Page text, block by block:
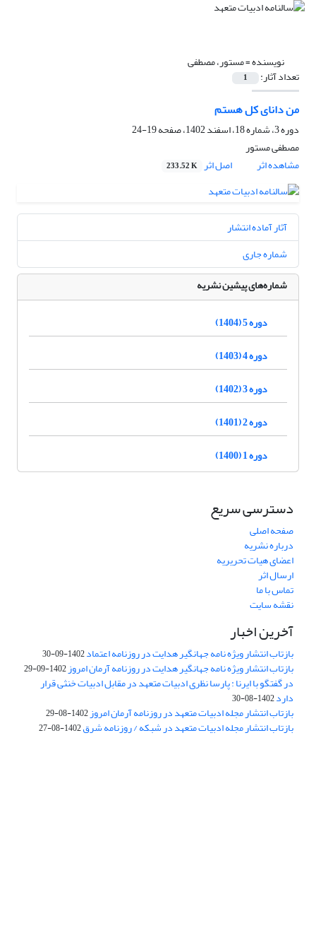
نویسنده =مستور، مصطفی
تعداد آثار: 1
من دانای کل هستم
دوره 3، شماره 18، اسفند 1402، صفحه
19-24
مصطفی مستور
مشاهده اثر
اصل اثر 233.52 K
آثار آماده انتشار
شماره جاری
شماره‌های پیشین نشریه
دوره 5 (1404)
دوره 4 (1403)
دوره 3 (1402)
دوره 2 (1401)
دوره 1 (1400)
دسترسی سریع
صفحه اصلی
درباره نشریه
اعضای هیات تحریریه
ارسال اثر
تماس با ما
نقشه سایت
آخرین اخبار
بازتاب انتشار ویژه نامه جهانگیر هدایت در روزنامه اعتماد1402-09-30
بازتاب انتشار ویژه نامه جهانگیر هدایت در روزنامه آرمان امروز1402-09-29
در گفتگو با ایرنا : پارسا نظری ادبیات متعهد در مقابل ادبیات خنثی قرار
دارد1402-08-30
بازتاب انتشار مجله ادبیات متعهد در روزنامه آرمان امروز1402-08-29
بازتاب انتشار مجله ادبیات متعهد در شبکه / روزنامه شرق1402-08-27